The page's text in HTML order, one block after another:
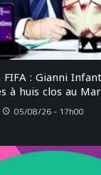
: Gianni
à huis clos au
05/08/26 - 17h00